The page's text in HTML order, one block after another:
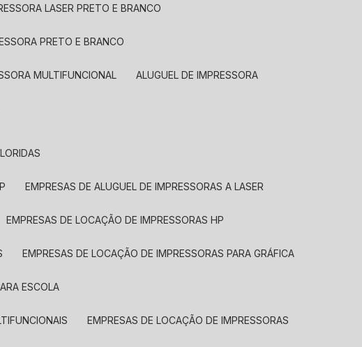
LASER PRETO E BRANCO
PRETO E BRANCO
MULTIFUNCIONAL ALUGUEL DE IMPRESSORA
EMPRESAS DE ALUGUEL DE IMPRESSORAS A LASER
EMPRESAS DE LOCAÇÃO DE IMPRESSORAS HP
EMPRESAS DE LOCAÇÃO DE IMPRESSORAS PARA GRÁFICA
ESCOLA
EMPRESAS DE LOCAÇÃO DE IMPRESSORAS